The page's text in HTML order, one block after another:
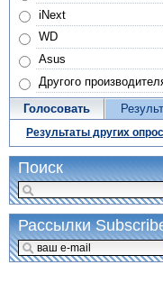
iNext
WD
Asus
Другого
Голосовать
Результаты других
Поиск
Рассылки